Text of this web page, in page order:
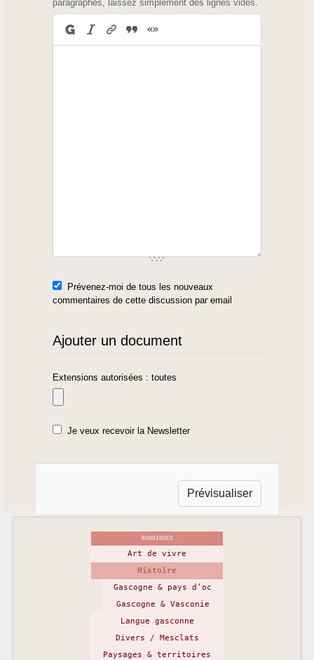
paragraphes, laissez simplement des lignes vides.
Prévenez-moi de tous les nouveaux
commentaires de cette discussion par email
Ajouter un document
Extensions autorisées : toutes
Je veux recevoir la Newsletter
RUBRIQUES
Art de vivre
Histoire
Gascogne & pays d’oc
Gascogne & Vasconie
Langue gasconne
Divers / Mesclats
Paysages & territoires